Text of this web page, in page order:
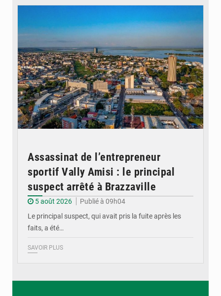
Assassinat de l’entrepreneur
sportif Vally Amisi : le principal
suspect arrêté à Brazzaville
5 août 2026
Publié à 09h04
Le principal suspect, qui avait pris la fuite après les
faits, a été…
SAVOIR PLUS